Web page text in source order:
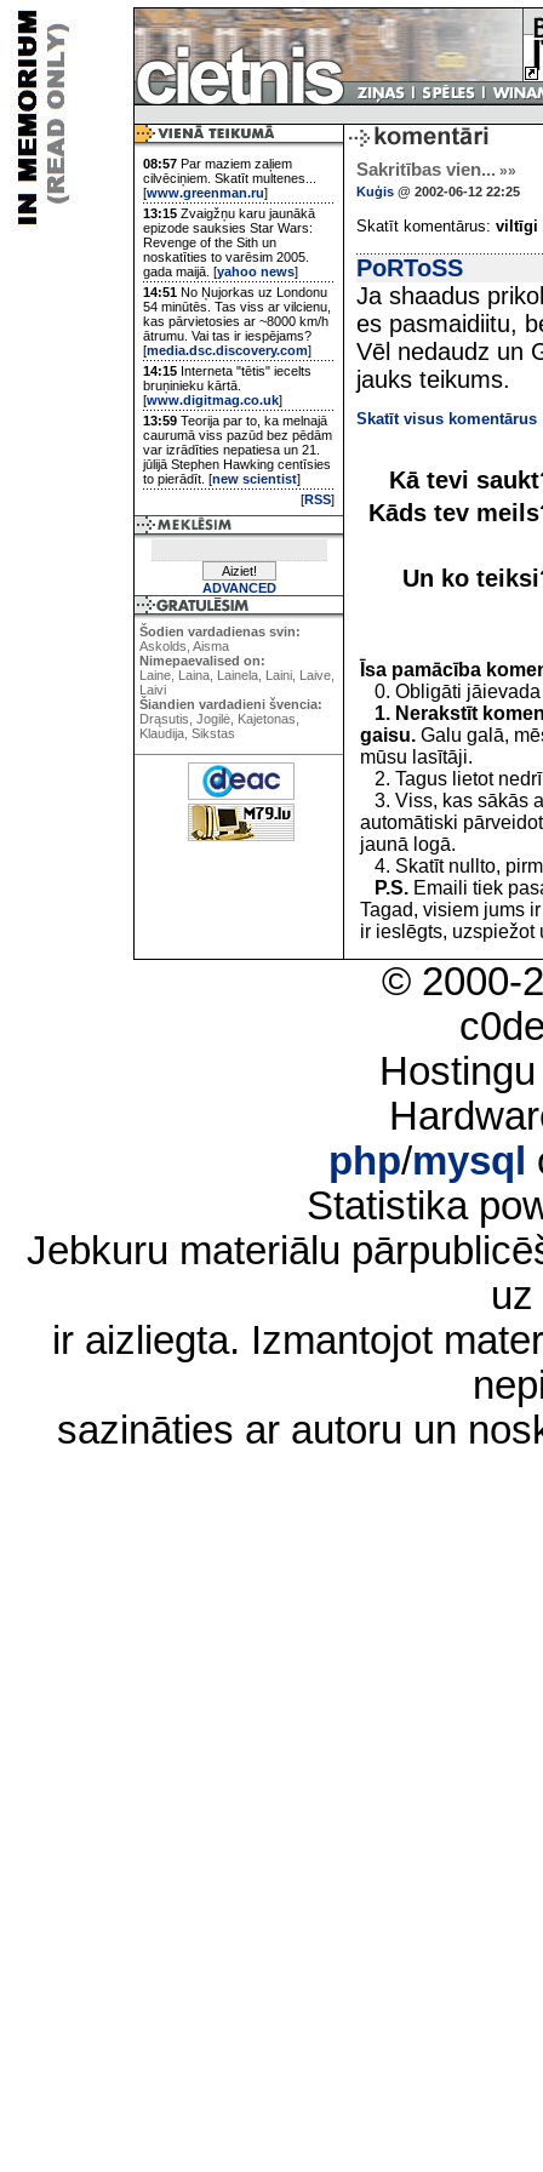
08:57 Par maziem zaļiem
cilvēciņiem. Skatīt multenes...
[www.greenman.ru]
13:15 Zvaigžņu karu jaunākā
epizode sauksies Star Wars:
Revenge of the Sith un
noskatīties to varēsim 2005.
gada maijā. [yahoo news]
14:51 No Ņujorkas uz Londonu
54 minūtēs. Tas viss ar vilcienu,
kas pārvietosies ar ~8000 km/h
ātrumu. Vai tas ir iespējams?
[media.dsc.discovery.com]
14:15 Interneta "tētis" iecelts
bruņinieku kārtā.
[www.digitmag.co.uk]
13:59 Teorija par to, ka melnajā
caurumā viss pazūd bez pēdām
var izrādīties nepatiesa un 21.
jūlijā Stephen Hawking centīsies
to pierādīt. [new scientist]
[RSS]
ADVANCED
Šodien vardadienas svin:
Askolds, Aisma
Nimepaevalised on:
Laine, Laina, Lainela, Laini, Laive,
Laivi
Šiandien vardadieni švencia:
Drąsutis, Jogilė, Kajetonas,
Klaudija, Sikstas
Sakritības vien... »»
Kuģis @ 2002-06-12 22:25
Skatīt komentārus: viltīgi
PoRToSS
Ja shaadus
es pasmaidiitu,
Vēl nedaudz un
jauks teikums.
Skatīt visus komentārus
Kā tevi
Kāds tev
Un ko
Īsa pamācība
0. Obligāti jāievada
1. Nerakstīt
gaisu. Galu galā,
mūsu lasītāji.
2. Tagus lietot
3. Viss, kas sākās
automātiski
jaunā logā.
4. Skatīt nullto,
P.S. Emaili tiek
Tagad, visiem jums
ir ieslēgts, uzspiežot
© 2000-
php/mysql
Statistika
Jebkuru materiālu
ir aizliegta. Izmantojot
sazināties ar autoru un